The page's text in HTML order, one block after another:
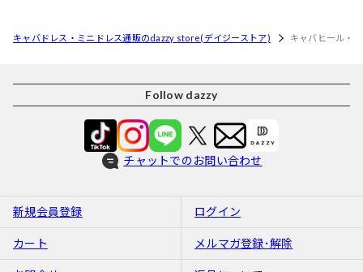
キャバドレス・ミニドレス通販のdazzy store(デイジーストア) キャバヒール・
Follow dazzy
チャットでのお問い合わせ
新規会員登録 ログイン
カート メルマガ登録･解除